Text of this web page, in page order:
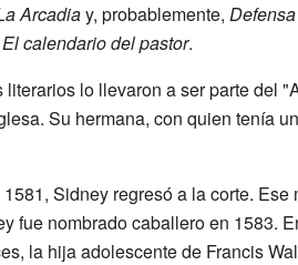
Arcadiay, probablemente,
El calendario del pastor.
literarios lo llevaron a ser parte del
Su hermana, con quien tenía
Sidney regresó a la corte.
fue nombrado caballero en 1583.
la hija adolescente de Francis